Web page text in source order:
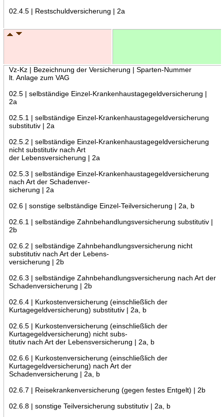
02.4.5 | Restschuldversicherung | 2a
Vz-Kz | Bezeichnung der Versicherung | Sparten-Nummer
lt. Anlage zum VAG
02.5 | selbständige Einzel-Krankenhaustagegeldversicherung |
2a
02.5.1 | selbständige Einzel-Krankenhaustagegeldversicherung
substitutiv | 2a
02.5.2 | selbständige Einzel-Krankenhaustagegeldversicherung
nicht substitutiv nach Art
der Lebensversicherung | 2a
02.5.3 | selbständige Einzel-Krankenhaustagegeldversicherung
nach Art der Schadenver-
sicherung | 2a
02.6 | sonstige selbständige Einzel-Teilversicherung | 2a, b
02.6.1 | selbständige Zahnbehandlungsversicherung substitutiv |
2b
02.6.2 | selbständige Zahnbehandlungsversicherung nicht
substitutiv nach Art der Lebens-
versicherung | 2b
02.6.3 | selbständige Zahnbehandlungsversicherung nach Art der
Schadenversicherung | 2b
02.6.4 | Kurkostenversicherung (einschließlich der
Kurtagegeldversicherung) substitutiv | 2a, b
02.6.5 | Kurkostenversicherung (einschließlich der
Kurtagegeldversicherung) nicht subs-
titutiv nach Art der Lebensversicherung | 2a, b
02.6.6 | Kurkostenversicherung (einschließlich der
Kurtagegeldversicherung) nach Art der
Schadenversicherung | 2a, b
02.6.7 | Reisekrankenversicherung (gegen festes Entgelt) | 2b
02.6.8 | sonstige Teilversicherung substitutiv | 2a, b